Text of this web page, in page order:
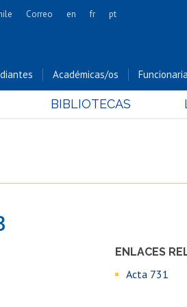
Cs. Forestales y Conservación
Cs. Sociales
Hospital Clínico
Correo en fr pt
Académicas/os
BIBLIOTECAS
ENLACES
Acta 731